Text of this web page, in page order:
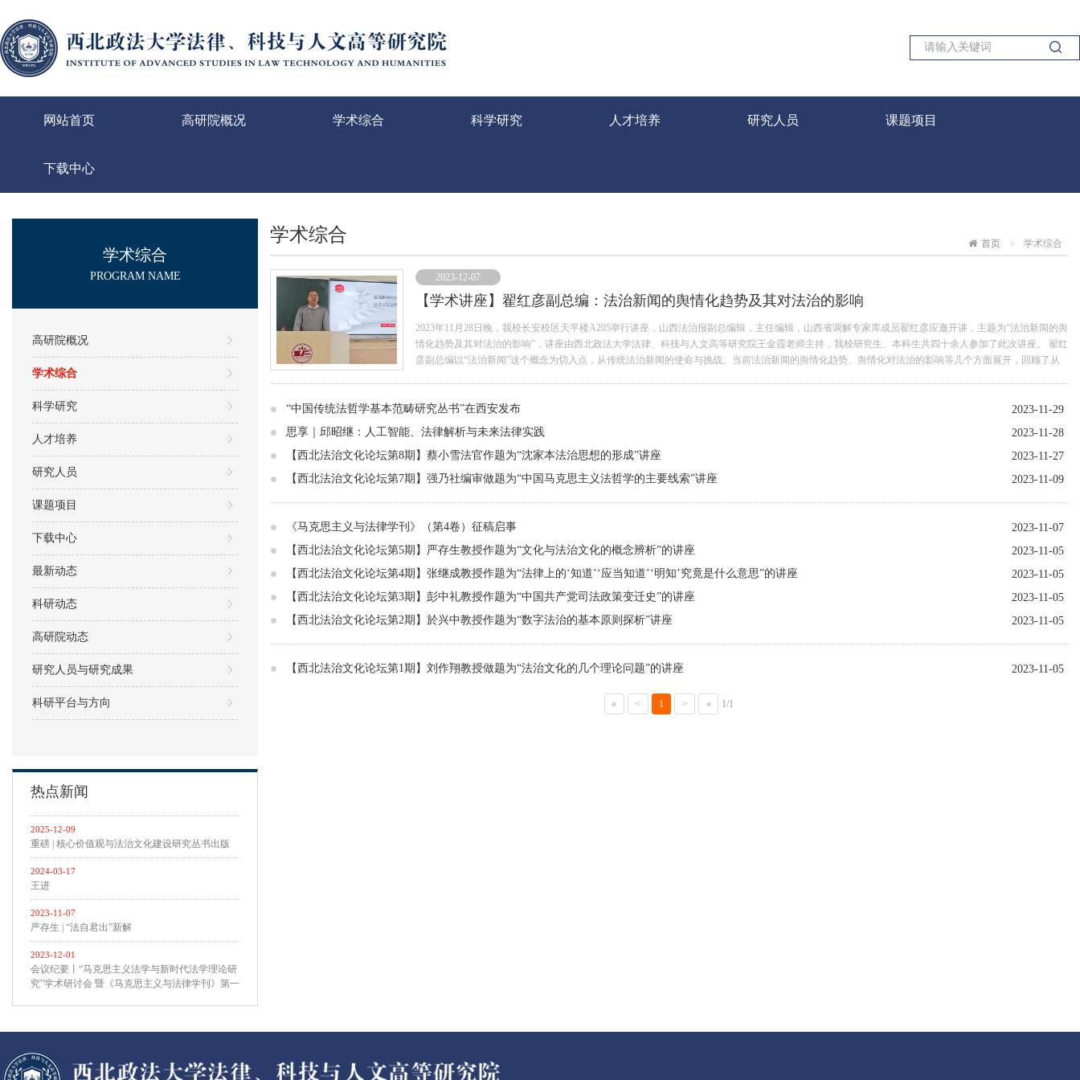
网站首页 高研院概况 学术综合 科学研究 人才培养 研究人员 课题项目
下载中心
学术综合
PROGRAM NAME
高研院概况
学术综合
科学研究
人才培养
研究人员
课题项目
下载中心
最新动态
科研动态
高研院动态
研究人员与研究成果
科研平台与方向
热点新闻
2025-12-09
重磅 | 核心价值观与法治文化建设研究丛书出版
2024-03-17
王进
2023-11-07
严存生 | “法自君出”新解
2023-12-01
会议纪要丨“马克思主义法学与新时代法学理论研
究”学术研讨会 暨《马克思主义与法律学刊》第一
首页 学术综合
学术综合
2023-12-07
【学术讲座】翟红彦副总编：法治新闻的舆情化趋势及其对法治的影响
2023年11月28日晚，我校长安校区天平楼A205举行讲座，山西法治报副总编辑，主任编辑，山西省调解专家库成员翟红彦应邀开讲，主题为“法治新闻的舆
情化趋势及其对法治的影响”，讲座由西北政法大学法律、科技与人文高等研究院王金霞老师主持，我校研究生、本科生共四十余人参加了此次讲座。 翟红
彦副总编以“法治新闻”这个概念为切入点，从传统法治新闻的使命与挑战、当前法治新闻的舆情化趋势、舆情化对法治的影响等几个方面展开，回顾了从
学踊跃向翟红彦总编提问互动，现场气氛热烈。 王金霞老师总结讲座时化用霍姆斯法官的名言指出，“法律的生命既在于逻辑，也在于经验”，指出此次讲
座的意义就在于此，引导大家在学习研究法学理论知识的同时，要注重社会生活、实践经验中的智慧和价值。在热烈的掌声中，本次讲座圆满结束。
“中国传统法哲学基本范畴研究丛书”在西安发布
2023-11-29
思享｜邱昭继：人工智能、法律解析与未来法律实践
2023-11-28
【西北法治文化论坛第8期】蔡小雪法官作题为“沈家本法治思想的形成”讲座
2023-11-27
【西北法治文化论坛第7期】强乃社编审做题为“中国马克思主义法哲学的主要线索”讲座
2023-11-09
《马克思主义与法律学刊》（第4卷）征稿启事
2023-11-07
【西北法治文化论坛第5期】严存生教授作题为“文化与法治文化的概念辨析”的讲座
2023-11-05
【西北法治文化论坛第4期】张继成教授作题为“法律上的‘知道’‘应当知道’‘明知’究竟是什么意思”的讲座
2023-11-05
【西北法治文化论坛第3期】彭中礼教授作题为“中国共产党司法政策变迁史”的讲座
2023-11-05
【西北法治文化论坛第2期】於兴中教授作题为“数字法治的基本原则探析”讲座
2023-11-05
【西北法治文化论坛第1期】刘作翔教授做题为“法治文化的几个理论问题”的讲座 2023-11-05
« < 1 > » 1/1